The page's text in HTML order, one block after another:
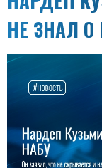
НЕ ЗНАЛ